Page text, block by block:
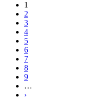
1
2
3
4
5
6
7
8
9
…
›